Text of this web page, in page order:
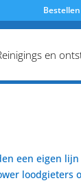
Bestellen
en
een eigen
loodgieters